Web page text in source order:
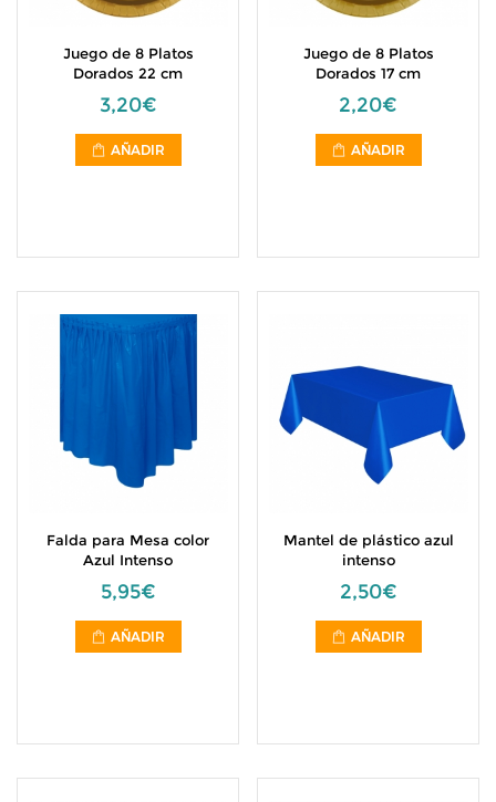
Juego de 8 Platos
Dorados 22 cm
3,20€
AÑADIR
Juego de 8 Platos
Dorados 17 cm
2,20€
AÑADIR
Falda para Mesa color
Azul Intenso
5,95€
AÑADIR
Mantel de plástico azul
intenso
2,50€
AÑADIR